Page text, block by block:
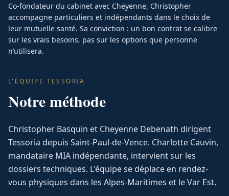
Co-fondateur du cabinet avec Cheyenne, Christopher
accompagne particuliers et indépendants dans le choix de
leur mutuelle santé. Sa conviction : un bon contrat se calibre
sur les vrais besoins, pas sur les options que personne
n’utilisera.
L'ÉQUIPE TESSORIA
Notre méthode
Christopher Basquin et Cheyenne Debenath dirigent
Tessoria depuis Saint-Paul-de-Vence. Charlotte Cauvin,
mandataire MIA indépendante, intervient sur les
dossiers techniques. L'équipe se déplace en rendez-
vous physiques dans les Alpes-Maritimes et le Var Est.